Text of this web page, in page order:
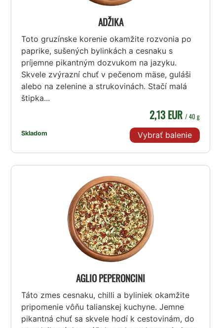
ADŽIKA
Toto gruzínske korenie okamžite rozvonia po
paprike, sušených bylinkách a cesnaku s
príjemne pikantným dozvukom na jazyku.
Skvele zvýrazní chuť v pečenom mäse, guláši
alebo na zelenine a strukovinách. Stačí malá
štipka...
Skladom
2,13 EUR / 40 g
Vybrať balenie
AGLIO PEPERONCINI
Táto zmes cesnaku, chilli a byliniek okamžite
pripomenie vôňu talianskej kuchyne. Jemne
pikantná chuť sa skvele hodí k cestovinám, do